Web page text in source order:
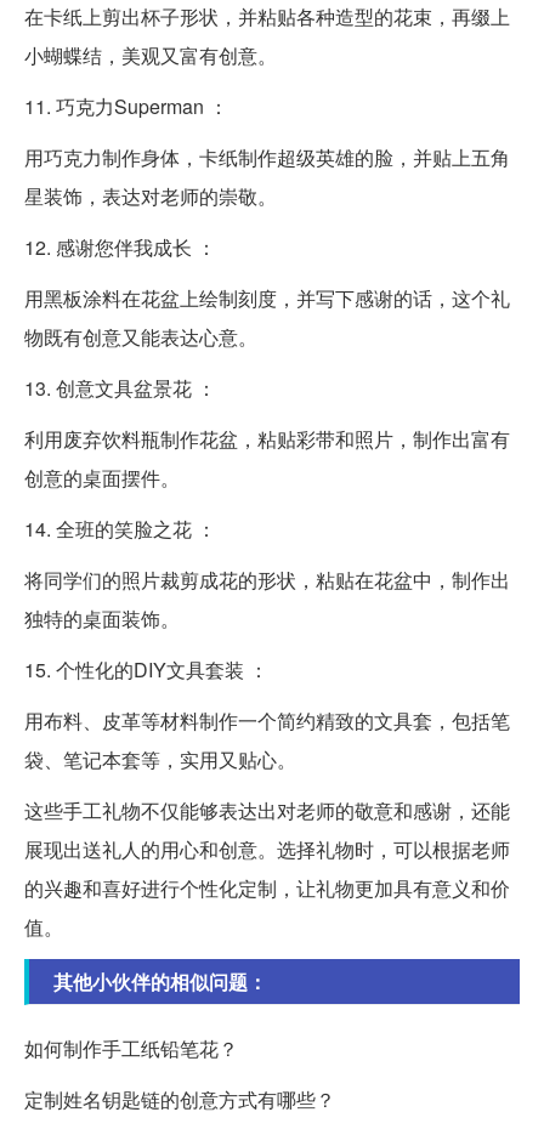
在卡纸上剪出杯子形状，并粘贴各种造型的花束，再缀上
小蝴蝶结，美观又富有创意。
11. 巧克力Superman ：
用巧克力制作身体，卡纸制作超级英雄的脸，并贴上五角
星装饰，表达对老师的崇敬。
12. 感谢您伴我成长 ：
用黑板涂料在花盆上绘制刻度，并写下感谢的话，这个礼
物既有创意又能表达心意。
13. 创意文具盆景花 ：
利用废弃饮料瓶制作花盆，粘贴彩带和照片，制作出富有
创意的桌面摆件。
14. 全班的笑脸之花 ：
将同学们的照片裁剪成花的形状，粘贴在花盆中，制作出
独特的桌面装饰。
15. 个性化的DIY文具套装 ：
用布料、皮革等材料制作一个简约精致的文具套，包括笔
袋、笔记本套等，实用又贴心。
这些手工礼物不仅能够表达出对老师的敬意和感谢，还能
展现出送礼人的用心和创意。选择礼物时，可以根据老师
的兴趣和喜好进行个性化定制，让礼物更加具有意义和价
值。
其他小伙伴的相似问题：
如何制作手工纸铅笔花？
定制姓名钥匙链的创意方式有哪些？